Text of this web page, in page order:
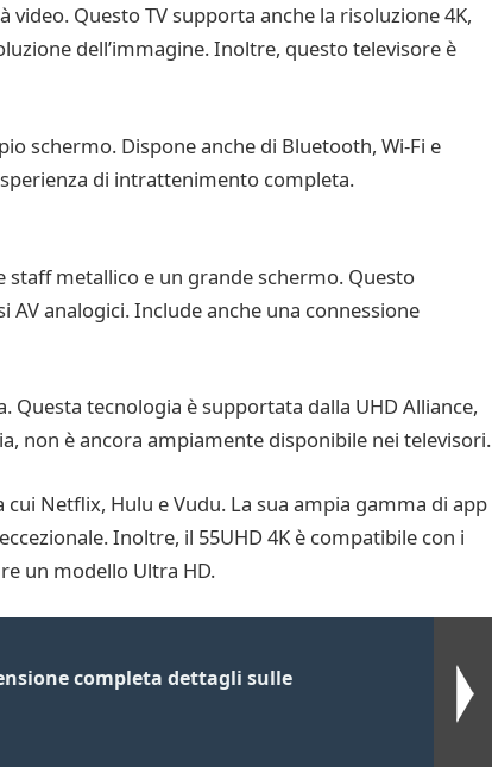
Questo TV supporta anche la risoluzione 4K,
dell’immagine. Inoltre, questo televisore è
schermo. Dispone anche di Bluetooth, Wi-Fi e
di intrattenimento completa.
staff metallico e un grande schermo. Questo
analogici. Include anche una connessione
Questa tecnologia è supportata dalla UHD Alliance,
non è ancora ampiamente disponibile nei televisori.
Netflix, Hulu e Vudu. La sua ampia gamma di app
Inoltre, il 55UHD 4K è compatibile con i
un modello Ultra HD.
completa dettagli sulle